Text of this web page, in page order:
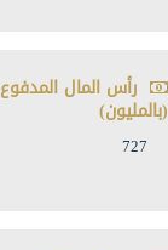
رأس المال المدفوع
(بالمليون)
727